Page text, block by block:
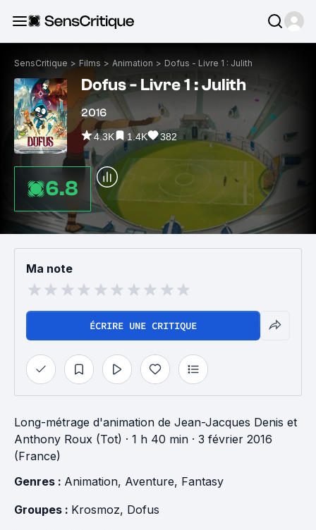
SensCritique > Films > Animation > Dofus - Livre 1 : Julith
Dofus - Livre 1 : Julith
2016
4.3K 1.4K 382
6.8
Ma note
ÉCRIRE UNE CRITIQUE
Long-métrage d'animation de Jean-Jacques Denis et
Anthony Roux (Tot) · 1 h 40 min · 3 février 2016
(France)
Genres : Animation, Aventure, Fantasy
Groupes : Krosmoz, Dofus